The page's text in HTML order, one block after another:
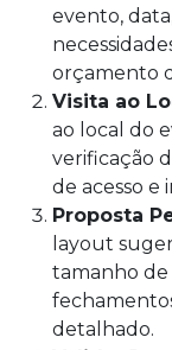
evento,
orçamento
Visita ao
ao local do
verificação
de acesso
Proposta
layout
tamanho de
detalhado.